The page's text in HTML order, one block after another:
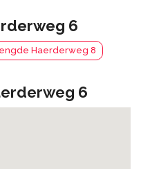
6
Haerderweg 8
6